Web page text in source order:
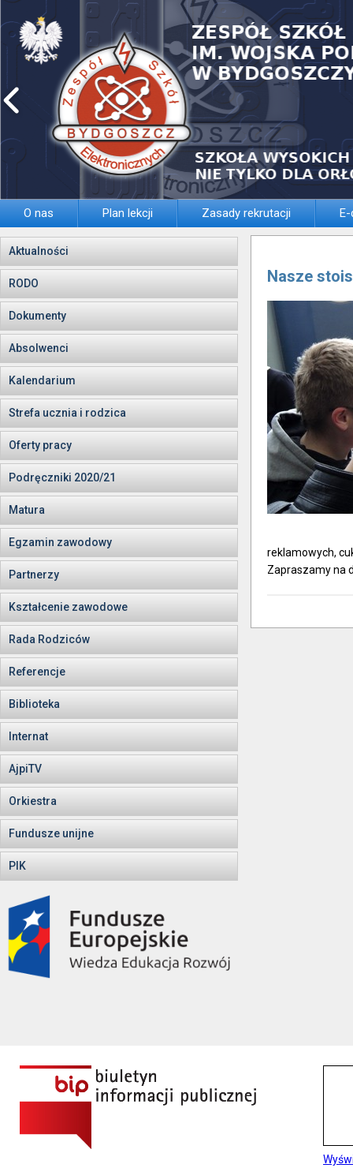
O nas Plan lekcji Zasady rekrutacji
Aktualności
RODO
Dokumenty
Absolwenci
Kalendarium
Strefa ucznia i rodzica
Oferty pracy
Podręczniki 2020/21
Matura
Egzamin zawodowy
Partnerzy
Kształcenie zawodowe
Rada Rodziców
Referencje
Biblioteka
Internat
AjpiTV
Orkiestra
Fundusze unijne
PIK
Nasze
reklamowych,
Zapraszamy na